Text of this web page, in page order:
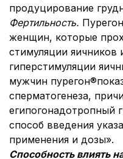
продуцирование
Фертильность.
женщин, которые
стимуляции яичников
гиперстимуляции
мужчин
сперматогенеза,
египогонадотропный
способ введения
применения и дозы».
Способность влиять